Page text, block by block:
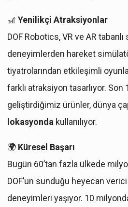
🎢 Yenilikçi Atraksiyonlar
DOF Robotics, VR ve AR
deneyimlerden hareket
tiyatrolarından etkileşimli
farklı atraksiyon tasarlıyor. Son
geliştirdiğimiz ürünler, dünya
lokasyonda kullanılıyor.
🌍 Küresel Başarı
Bugün 60’tan fazla ülkede
DOF’un sunduğu heyecan
deneyimleri yaşıyor. 10